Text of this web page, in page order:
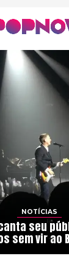
NOTÍCIAS
seu
sem vir ao